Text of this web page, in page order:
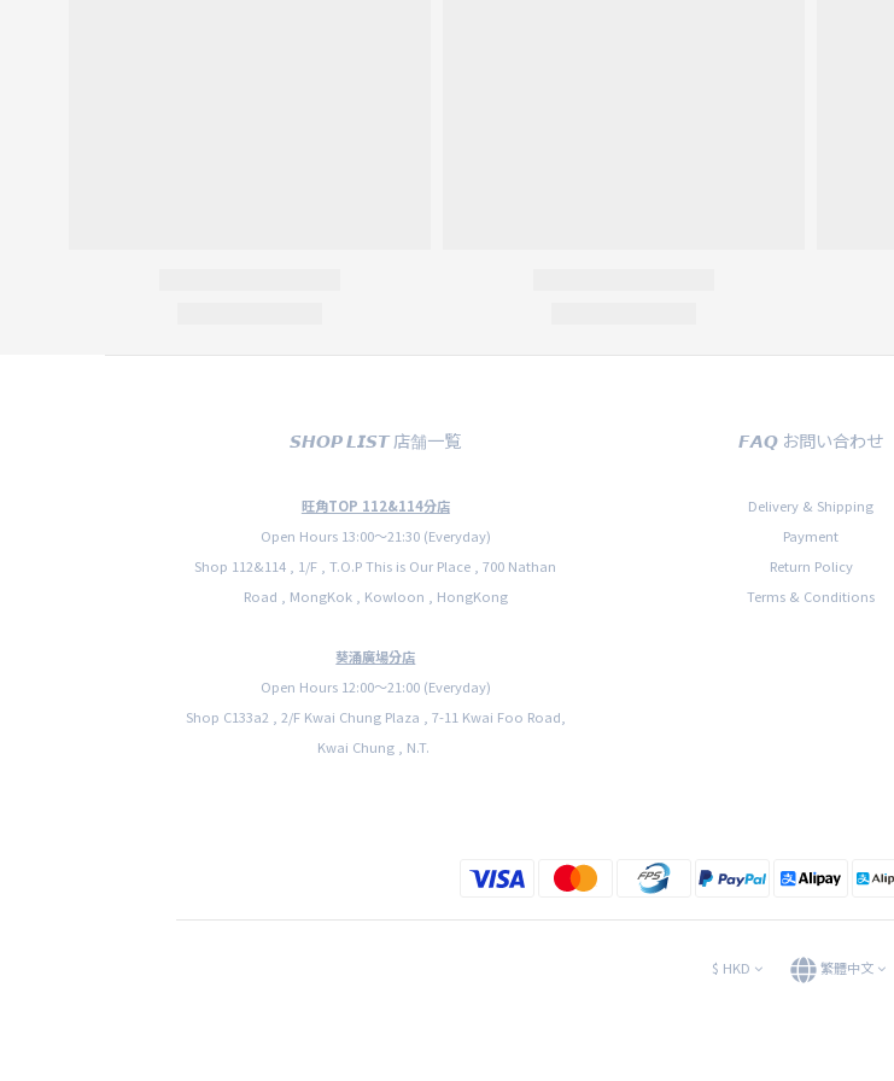
𝙎𝙃𝙊𝙋 𝙇𝙄𝙎𝙏 店舗一覧
旺角TOP 112&114分店
Open Hours 13:00〜21:30 (Everyday)
Shop 112&114 , 1/F , T.O.P This is Our Place , 700 Nathan
Road , MongKok , Kowloon , HongKong
葵涌廣場分店
Open Hours 12:00〜21:00 (Everyday)
Shop C133a2 , 2/F Kwai Chung Plaza , 7-11 Kwai Foo Road,
Kwai Chung , N.T.
𝙁𝘼𝙌 お問い合わせ
Delivery & Shipping
Payment
Return Policy
Terms & Conditions
$ HKD 繁體中文